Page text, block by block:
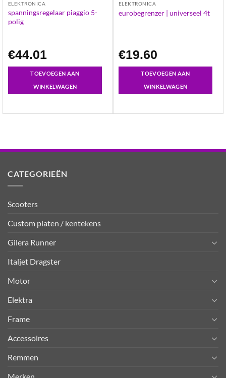
ELEKTRONICA
spanningsregelaar piaggio 5-
polig
€44.01
TOEVOEGEN AAN
WINKELWAGEN
ELEKTRONICA
eurobegrenzer | universeel 4t
€19.60
TOEVOEGEN AAN
WINKELWAGEN
CATEGORIEËN
Scooters
Custom platen / kentekens
Gilera Runner
Italjet Dragster
Motor
Elektra
Frame
Accessoires
Remmen